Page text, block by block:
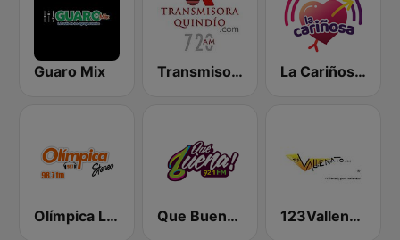
Guaro Mix Transmisora Quindio La Cariñosa Armenia
Olímpica La Dorada Que Buena 92.1 FM 123Vallenato